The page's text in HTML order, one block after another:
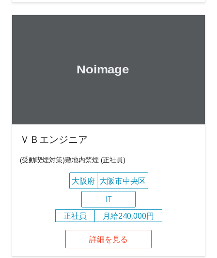
ＶＢエンジニア
(受動喫煙対策)敷地内禁煙 (正社員)
大阪府 大阪市中央区
IT
正社員
月給240,000円
詳細を見る